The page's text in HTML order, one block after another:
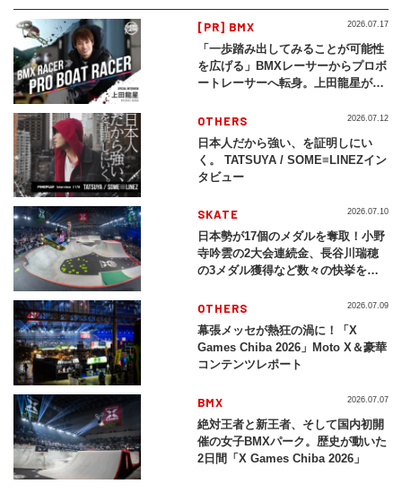
[PR] BMX
「一歩踏み出してみることが可能性
を広げる」BMXレーサーからプロボ
ートレーサーへ転身。上田龍星が体
2026.07.17
OTHERS
日本人だから強い、を証明しにい
く。 TATSUYA / SOME≡LINEZイン
タビュー
2026.07.12
SKATE
日本勢が17個のメダルを奪取！小野
寺吟雲の2大会連続金、長谷川瑞穂
の3メダル獲得など数々の快挙をプ
2026」
2026.07.10
OTHERS
幕張メッセが熱狂の渦に！「X
Games Chiba 2026」Moto X＆豪華
コンテンツレポート
2026.07.09
BMX
絶対王者と新王者、そして国内初開
催の女子BMXパーク。歴史が動いた
2日間「X Games Chiba 2026」
2026.07.07